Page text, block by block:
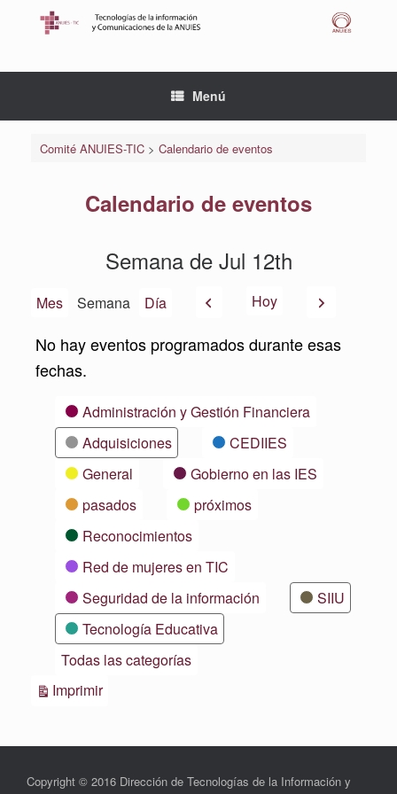
Menú
Comité ANUIES-TIC> Calendario de eventos
Calendario de eventos
Semana de Jul 12th
Mes Semana Día AnteriorHoy Siguiente
No hay eventos programados durante esas
fechas.
CategoríasAdministración y Gestión Financiera
Adquisiciones
CEDIIES
General
Gobierno en las IES
pasados
próximos
Reconocimientos
Red de mujeres en TIC
Seguridad de la información
SIIU
Tecnología Educativa
Todas las categorías
ImprimirVistas
Copyright © 2016 Dirección de Tecnologías de la Información y